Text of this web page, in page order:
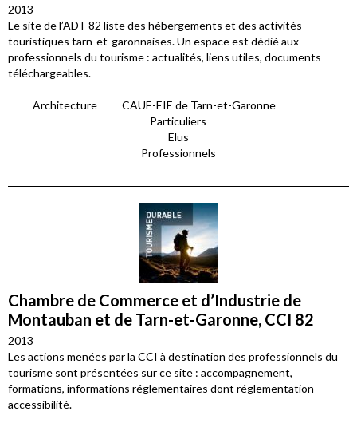
2013
Le site de l’ADT 82 liste des hébergements et des activités
touristiques tarn-et-garonnaises. Un espace est dédié aux
professionnels du tourisme : actualités, liens utiles, documents
téléchargeables.
Architecture
CAUE-EIE de Tarn-et-Garonne
Particuliers
Elus
Professionnels
Chambre de Commerce et d’Industrie de
Montauban et de Tarn-et-Garonne, CCI 82
2013
Les actions menées par la CCI à destination des professionnels du
tourisme sont présentées sur ce site : accompagnement,
formations, informations réglementaires dont réglementation
accessibilité.